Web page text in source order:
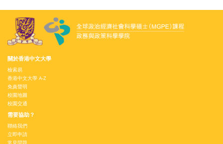
關於香港中文大學
檢索易
香港中文大學 A-Z
免責聲明
校園地圖
校園交通
需要協助？
聯絡我們
立即申請
常見問題